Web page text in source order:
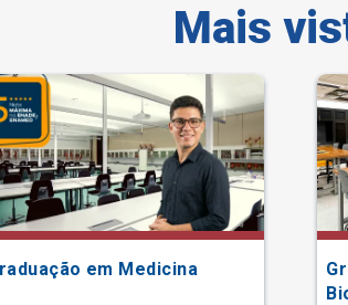
Mais
em Medicina